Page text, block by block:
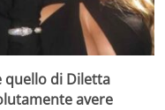
quello di Diletta
avere